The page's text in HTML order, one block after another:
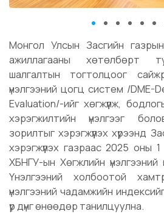
Монгол Улсын Засгийн
ажиллагааны хөтөлбөрт
шалгалтын тогтолцоог
үнэлгээний цогц систем /DME-
Evaluation/-ийг хөгжүүлж,
хэрэгжилтийн үнэлгээг
зорилтыг хэрэгжүүлэх хүрээнд
хэрэгжүүлэх газраас 2025 оны
ХБНГУ-ын Хөгжлийн
Үнэлгээний холбоотой
үнэлгээний чадамжийн
үр дүнг өнөөдөр танилцуулна.